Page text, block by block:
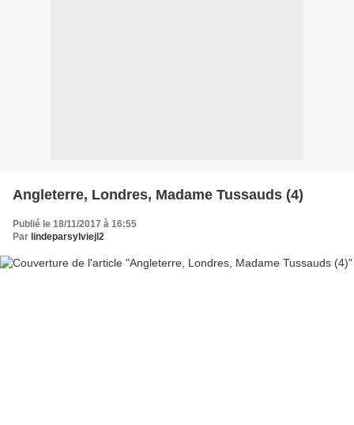
Angleterre, Londres, Madame Tussauds (4)
Publié le 18/11/2017 à 16:55
Par lindeparsylviejl2